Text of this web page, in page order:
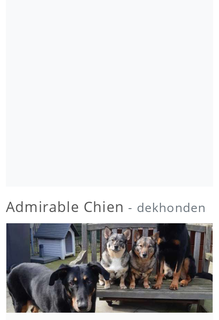
Admirable Chien - dekhonden